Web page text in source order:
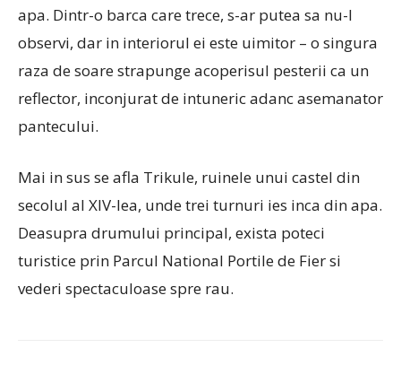
apa. Dintr-o barca care trece, s-ar putea sa nu-l
observi, dar in interiorul ei este uimitor – o singura
raza de soare strapunge acoperisul pesterii ca un
reflector, inconjurat de intuneric adanc asemanator
pantecului.
Mai in sus se afla Trikule, ruinele unui castel din
secolul al XIV-lea, unde trei turnuri ies inca din apa.
Deasupra drumului principal, exista poteci
turistice prin Parcul National Portile de Fier si
vederi spectaculoase spre rau.